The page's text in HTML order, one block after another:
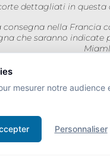
dettagliati in
consegna nella
che saranno
IVA inclusa per i
de boissons alcooliques
de l'acheteur est exigée au
mesurer notre
Personnaliser